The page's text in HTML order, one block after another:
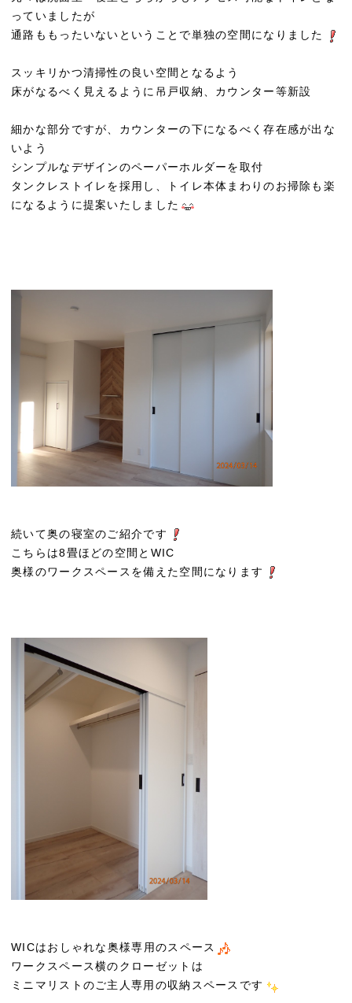
っていましたが
通路ももったいないということで単独の空間になりました
スッキリかつ清掃性の良い空間となるよう
床がなるべく見えるように吊戸収納、カウンター等新設
細かな部分ですが、カウンターの下になるべく存在感が出な
いよう
シンプルなデザインのペーパーホルダーを取付
タンクレストイレを採用し、トイレ本体まわりのお掃除も楽
になるように提案いたしました
続いて奥の寝室のご紹介です
こちらは8畳ほどの空間とWIC
奥様のワークスペースを備えた空間になります
WICはおしゃれな奥様専用のスペース
ワークスペース横のクローゼットは
ミニマリストのご主人専用の収納スペースです